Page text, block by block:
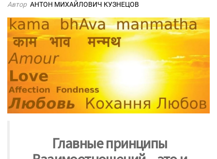
Автор АНТОН МИХАЙЛОВИЧ КУЗНЕЦОВ
Главные принципы